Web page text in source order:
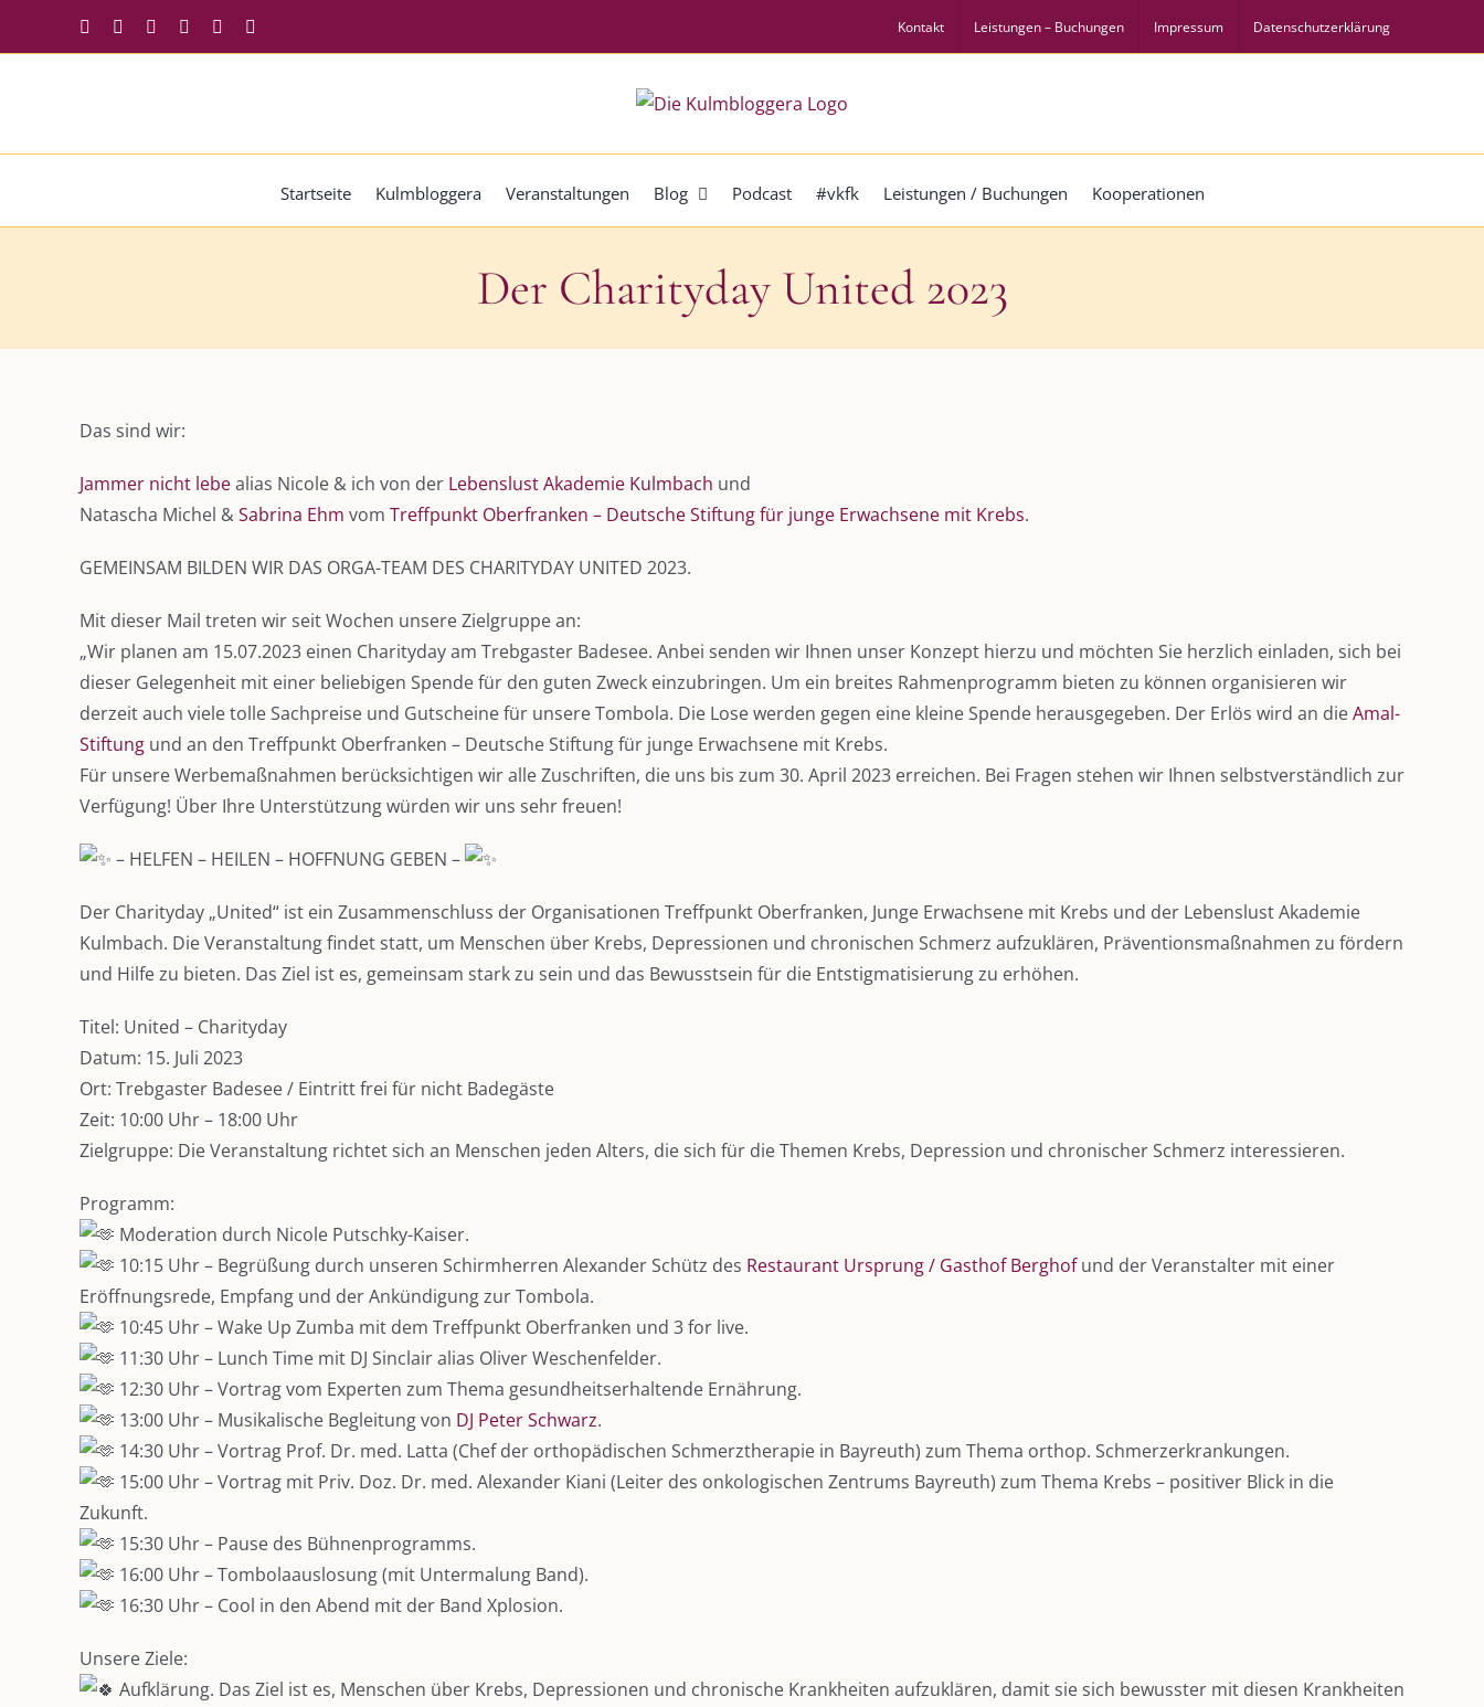
FacebookInstagram
TwitterPinterestYouTube Kontakt Leistungen – Buchungen Impressum Datenschutzerklärung
Startseite Kulmbloggera Veranstaltungen Blog Podcast #vkfk Leistungen / Buchungen Kooperationen
Der Charityday United 2023
grösseres
Das sind wir:
Jammer nicht lebealias Nicole & ich von der Lebenslust Akademie Kulmbach und
Natascha Michel &Sabrina Ehm vom Treffpunkt Oberfranken – Deutsche Stiftung für junge Erwachsene mit Krebs.
GEMEINSAM BILDEN WIR DAS ORGA-TEAM DES CHARITYDAY UNITED 2023.
Mit dieser Mail treten wir seit Wochen unsere Zielgruppe an:
„Wir planen am 15.07.2023 einen Charityday am Trebgaster Badesee. Anbei senden wir Ihnen unser Konzept hierzu und möchten Sie herzlich einladen, sich bei
dieser Gelegenheit mit einer beliebigen Spende für den guten Zweck einzubringen. Um ein breites Rahmenprogramm bieten zu können organisieren wir
derzeit auch viele tolle Sachpreise und Gutscheine für unsere Tombola. Die Lose werden gegen eine kleine Spende herausgegeben. Der Erlös wird an dieAmal-
Stiftung und an den Treffpunkt Oberfranken – Deutsche Stiftung für junge Erwachsene mit Krebs.
Für unsere Werbemaßnahmen berücksichtigen wir alle Zuschriften, die uns bis zum 30. April 2023 erreichen. Bei Fragen stehen wir Ihnen selbstverständlich zur
Verfügung! Über Ihre Unterstützung würden wir uns sehr freuen!
– HELFEN – HEILEN – HOFFNUNG GEBEN –
Der Charityday „United“ ist ein Zusammenschluss der Organisationen Treffpunkt Oberfranken, Junge Erwachsene mit Krebs und der Lebenslust Akademie
Kulmbach. Die Veranstaltung findet statt, um Menschen über Krebs, Depressionen und chronischen Schmerz aufzuklären, Präventionsmaßnahmen zu fördern
und Hilfe zu bieten. Das Ziel ist es, gemeinsam stark zu sein und das Bewusstsein für die Entstigmatisierung zu erhöhen.
Titel: United – Charityday
Datum: 15. Juli 2023
Ort: Trebgaster Badesee / Eintritt frei für nicht Badegäste
Zeit: 10:00 Uhr – 18:00 Uhr
Zielgruppe: Die Veranstaltung richtet sich an Menschen jeden Alters, die sich für die Themen Krebs, Depression und chronischer Schmerz interessieren.
Programm:
Moderation durch Nicole Putschky-Kaiser.
10:15 Uhr – Begrüßung durch unseren Schirmherren Alexander Schütz des Restaurant Ursprung / Gasthof Berghofund der Veranstalter mit einer
Eröffnungsrede, Empfang und der Ankündigung zur Tombola.
10:45 Uhr – Wake Up Zumba mit dem Treffpunkt Oberfranken und 3 for live.
11:30 Uhr – Lunch Time mit DJ Sinclair alias Oliver Weschenfelder.
12:30 Uhr – Vortrag vom Experten zum Thema gesundheitserhaltende Ernährung.
13:00 Uhr – Musikalische Begleitung von DJ Peter Schwarz.
14:30 Uhr – Vortrag Prof. Dr. med. Latta (Chef der orthopädischen Schmerztherapie in Bayreuth) zum Thema orthop. Schmerzerkrankungen.
15:00 Uhr – Vortrag mit Priv. Doz. Dr. med. Alexander Kiani (Leiter des onkologischen Zentrums Bayreuth) zum Thema Krebs – positiver Blick in die
Zukunft.
15:30 Uhr – Pause des Bühnenprogramms.
16:00 Uhr – Tombolaauslosung (mit Untermalung Band).
16:30 Uhr – Cool in den Abend mit der Band Xplosion.
Unsere Ziele:
Aufklärung. Das Ziel ist es, Menschen über Krebs, Depressionen und chronische Krankheiten aufzuklären, damit sie sich bewusster mit diesen Krankheiten